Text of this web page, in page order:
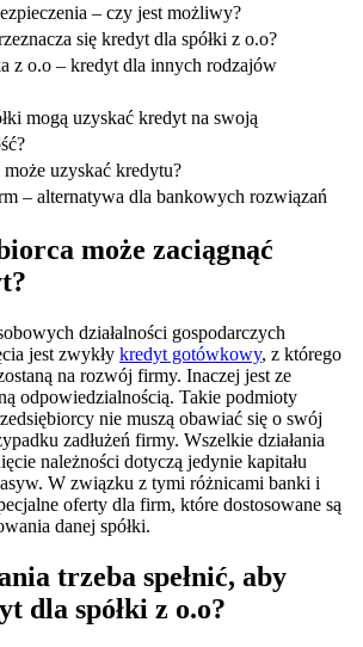
– czy jest możliwy?
się kredyt dla spółki z o.o?
z o.o – kredyt dla innych rodzajów
mogą uzyskać kredyt na swoją
może uzyskać kredytu?
– alternatywa dla bankowych rozwiązań
może zaciągnąć
działalności gospodarczych
jest zwykły kredyt gotówkowy, z którego
na rozwój firmy. Inaczej jest ze
odpowiedzialnością. Takie podmioty
nie muszą obawiać się o swój
zadłużeń firmy. Wszelkie działania
należności dotyczą jedynie kapitału
W związku z tymi różnicami banki i
oferty dla firm, które dostosowane są
danej spółki.
trzeba spełnić, aby
dla spółki z o.o?